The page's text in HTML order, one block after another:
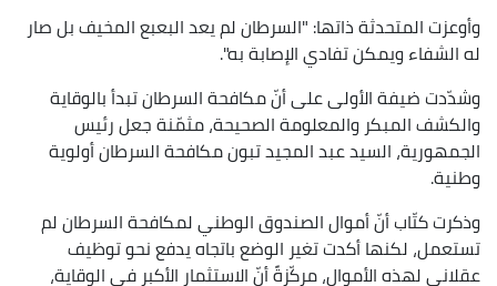
وأوعزت المتحدثة ذاتها: "السرطان لم يعد البعبع المخيف بل صار
له الشفاء ويمكن تفادي الإصابة به".
وشدّدت ضيفة الأولى على أنّ مكافحة السرطان تبدأ بالوقاية
والكشف المبكر والمعلومة الصحيحة، مثمّنة جعل رئيس
الجمهورية، السيد عبد المجيد تبون مكافحة السرطان أولوية
وطنية.
وذكرت كتّاب أنّ أموال الصندوق الوطني لمكافحة السرطان لم
تستعمل، لكنها أكدت تغير الوضع باتجاه يدفع نحو توظيف
عقلاني لهذه الأموال، مركّزةً أنّ الاستثمار الأكبر في الوقاية،